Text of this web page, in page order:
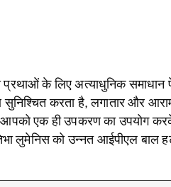
के लिए अत्याधुनिक समाधान
करता है, लगातार और
आपको एक ही उपकरण का उपयोग
लुमेनिस को उन्नत आईपीएल बाल